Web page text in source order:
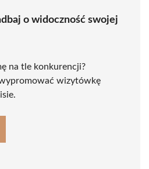
o widoczność swojej
na tle konkurencji?
wizytówkę